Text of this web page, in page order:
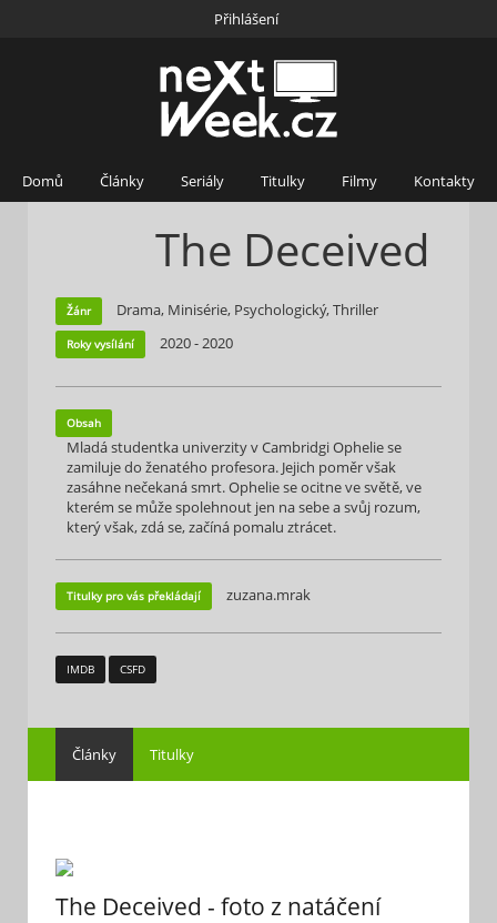
Přihlášení
Domů Články Seriály Titulky Filmy Kontakty
The Deceived
Žánr Drama, Minisérie, Psychologický, Thriller
Roky vysílání 2020 - 2020
Obsah
Mladá studentka univerzity v Cambridgi Ophelie se
zamiluje do ženatého profesora. Jejich poměr však
zasáhne nečekaná smrt. Ophelie se ocitne ve světě, ve
kterém se může spolehnout jen na sebe a svůj rozum,
který však, zdá se, začíná pomalu ztrácet.
Titulky pro vás překládají zuzana.mrak
IMDB CSFD
Články Titulky
The Deceived - foto z natáčení